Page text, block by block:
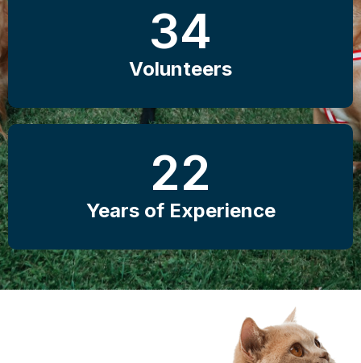
Volunteers
34
Years of Experience
22